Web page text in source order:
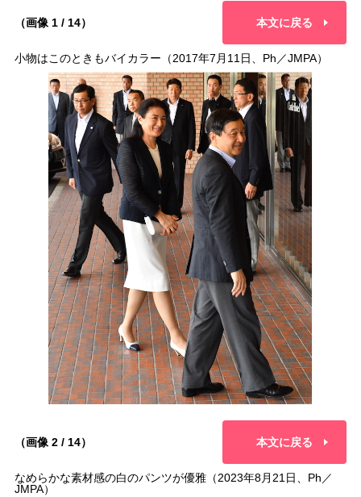
（画像 1 / 14） 本文に戻る
小物はこのときもバイカラー（2017年7月11日、Ph／JMPA）
（画像 2 / 14） 本文に戻る
なめらかな素材感の白のパンツが優雅（2023年8月21日、Ph／
JMPA）